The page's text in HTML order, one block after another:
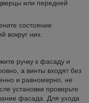
или передней
состояние
вокруг них.
ручку к фасаду и
а винты входят без
и равномерно, не
установки проверьте
фасада. Для ухода